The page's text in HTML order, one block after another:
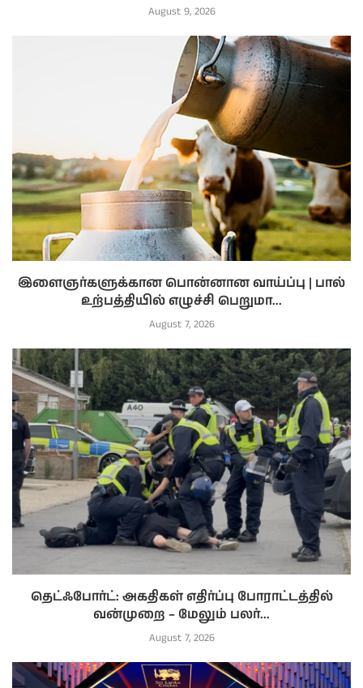
August 9, 2026
இளைஞர்களுக்கான பொன்னான வாய்ப்பு | பால்
உற்பத்தியில் எழுச்சி பெறுமா...
August 7, 2026
தெட்ஃபோர்ட்: அகதிகள் எதிர்ப்பு போராட்டத்தில்
வன்முறை – மேலும் பலர்...
August 7, 2026